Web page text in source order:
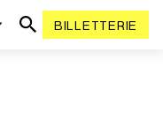
BILLETTERIE